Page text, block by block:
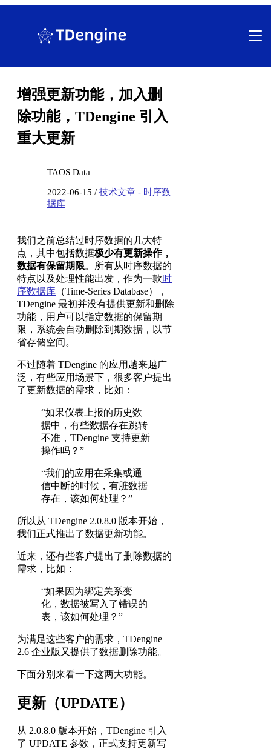
增强更新功能，加入删
除功能，TDengine 引入
重大更新
TAOS Data
2022-06-15 / 技术文章 - 时序数
据库
我们之前总结过时序数据的几大特
点，其中包括数据极少有更新操作，
数据有保留期限。所有从时序数据的
特点以及处理性能出发，作为一款时
序数据库 （Time-Series Database），
TDengine 最初并没有提供更新和删除
功能，用户可以指定数据的保留期
限，系统会自动删除到期数据，以节
省存储空间。
不过随着 TDengine 的应用越来越广
泛，有些应用场景下，很多客户提出
了更新数据的需求，比如：
“如果仪表上报的历史数
据中，有些数据存在跳转
不准，TDengine 支持更新
操作吗？”
“我们的应用在采集或通
信中断的时候，有脏数据
存在，该如何处理？”
所以从 TDengine 2.0.8.0 版本开始，
我们正式推出了数据更新功能。
近来，还有些客户提出了删除数据的
需求，比如：
“如果因为绑定关系变
化，数据被写入了错误的
表，该如何处理？”
为满足这些客户的需求，TDengine
2.6 企业版又提供了数据删除功能。
下面分别来看一下这两大功能。
更新（UPDATE）
从 2.0.8.0 版本开始，TDengine 引入
了 UPDATE 参数，正式支持更新写